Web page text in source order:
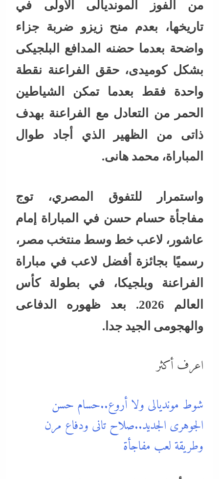
من الفوز المونديالى الأولى في
تاريخها، بعدم منح زيزو ضربة جزاء
واضحة بعدما حضنه المدافع البلجيكى
بشكل كوميدى، حقق الفراعنة نقطة
واحدة فقط بعدما تمكن الشياطين
الحمر من التعادل مع الفراعنة بهدف
ذاتى من الظهير الذي أجاد طوال
المباراة، محمد هانى.
واستمرار للتفوق المصري، توج
مفاجأة حسام حسن في المباراة إمام
عاشور، لاعب خط وسط منتخب مصر،
رسميًا بجائزة أفضل لاعب في مباراة
الفراعنة وبلجيكا، في بطولة كأس
العالم 2026. بعد ظهوره الدفاعى
والهجومى الجيد جدا.
اعرف أكثر
شوط مونديالى ولا أروع..حسام حسن
الجوهرى الجديد..صلاح تانى ودفاع مرن
وطريقة لعب مفاجأة